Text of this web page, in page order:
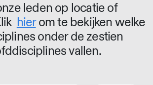
leden op locatie of
hierom te bekijken welke
onder de zestien
vallen.